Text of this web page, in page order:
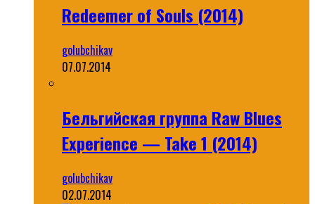
Redeemer of Souls (2014)
golubchikav
07.07.2014
Бельгийская группа Raw Blues
Experience — Take 1 (2014)
golubchikav
02.07.2014